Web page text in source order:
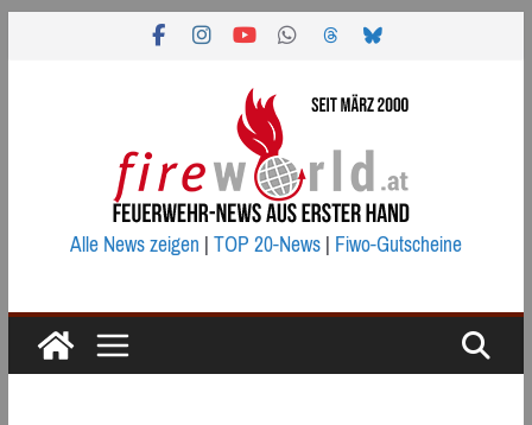
Alle News zeigen|TOP 20-News|Fiwo-Gutscheine